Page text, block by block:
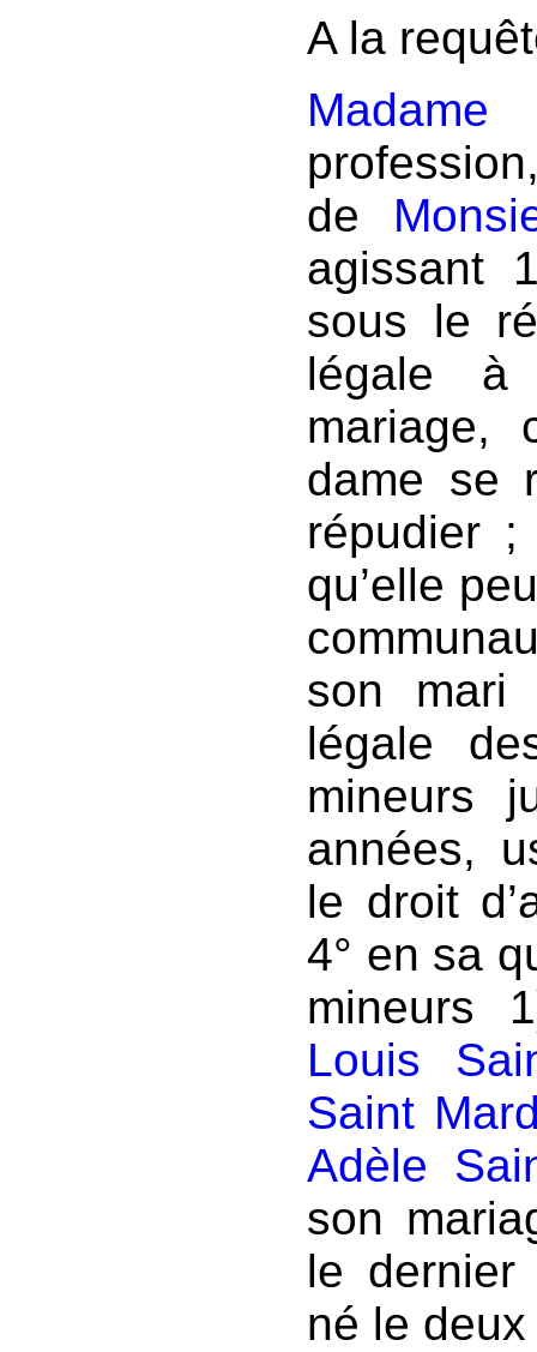
A la
de
agissant
sous le
légale à
mariage,
dame se
répudier
qu’elle
son mari
légale
mineurs
années,
le droit
4° en sa
mineurs
Louis
Saint
Adèle
son
le dernier
né le